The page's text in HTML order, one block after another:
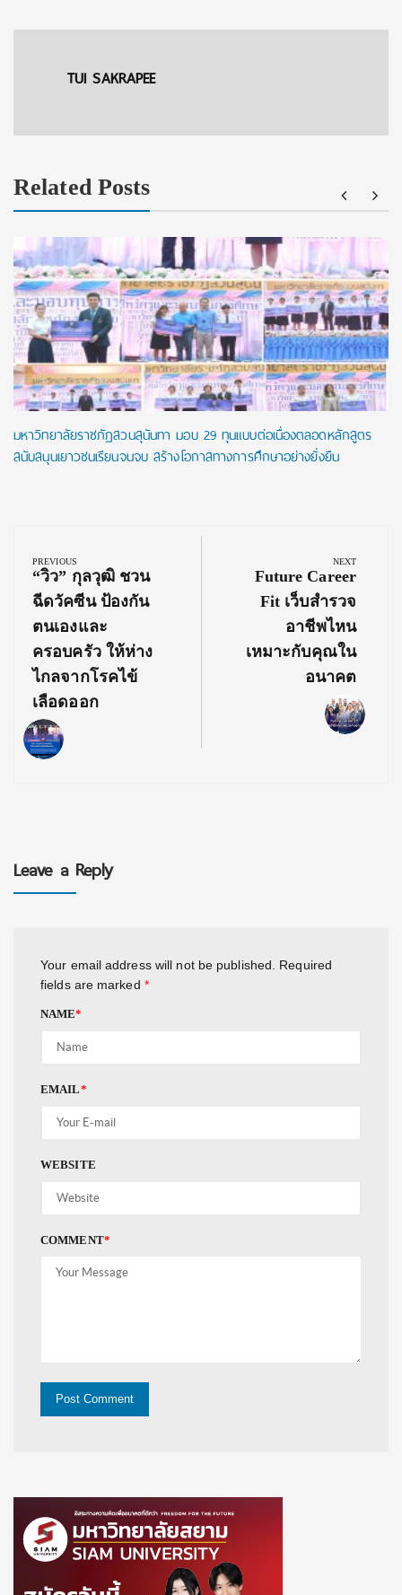
TUI SAKRAPEE
Related Posts
มหาวิทยาลัยราชภัฏสวนสุนันทา มอบ 29 ทุนแบบต่อเนื่องตลอดหลักสูตร
สนับสนุนเยาวชนเรียนจนจบ สร้างโอกาสทางการศึกษาอย่างยั่งยืน
navigation
PREVIOUS
Previous
Post:
“วิว” กุลวุฒิ ชวน
ฉีดวัคซีน ป้องกัน
ตนเองและ
ครอบครัว ให้ห่าง
ไกลจากโรคไข้
เลือดออก
NEXT
Next
Post:
Future Career
Fit เว็บสำรวจ
อาชีพไหน
เหมาะกับคุณใน
อนาคต
Leave a Reply
Your email address will not be published.
Required
fields are marked *
NAME*
EMAIL*
WEBSITE
COMMENT*